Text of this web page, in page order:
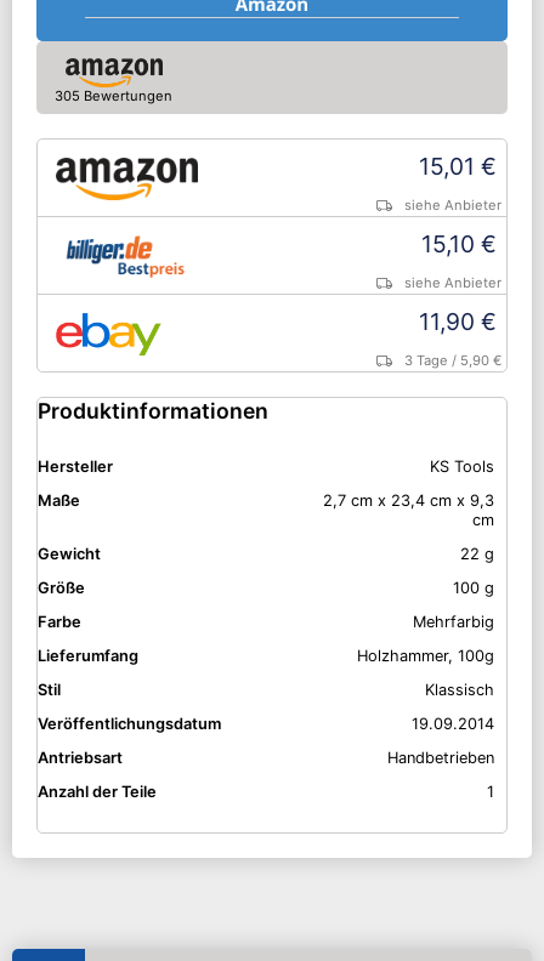
Produktinformationen
Hersteller
KS Tools
Maße
2,7 cm x 23,4 cm x 9,3
cm
Gewicht
22 g
Größe
100 g
Farbe
Mehrfarbig
Lieferumfang
Holzhammer, 100g
Stil
Klassisch
Veröffentlichungsdatum
19.09.2014
Antriebsart
Handbetrieben
Anzahl der Teile
1
305 Bewertungen
15,01 €
siehe Anbieter
15,10 €
siehe Anbieter
11,90 €
3 Tage / 5,90 €